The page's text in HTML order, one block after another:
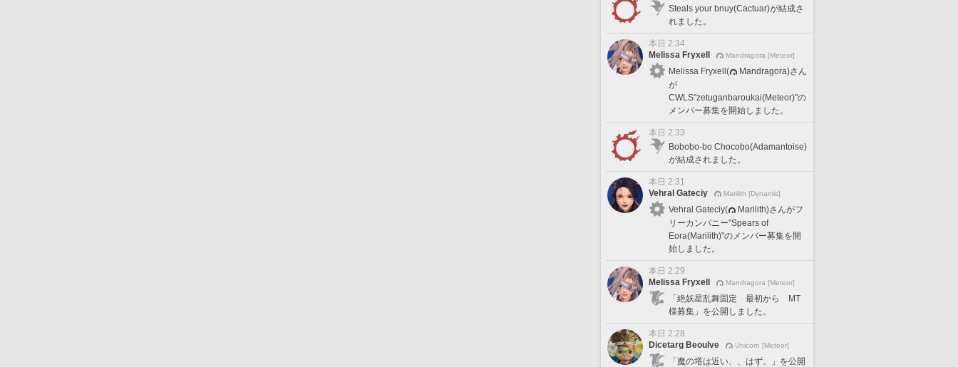
Steals your bnuy(Cactuar)が結成さ
れました。
本日 2:34
Melissa Fryxell
Mandragora [Meteor]
Melissa Fryxell(
Mandragora)さん
が
CWLS"zetuganbaroukai(Meteor)"の
メンバー募集を開始しました。
本日 2:33
Bobobo-bo Chocobo(Adamantoise)
が結成されました。
本日 2:31
Vehral Gateciy
Marilith [Dynamis]
Vehral Gateciy(
Marilith)さんがフ
リーカンパニー"Spears of
Eora(Marilith)"のメンバー募集を開
始しました。
本日 2:29
Melissa Fryxell
Mandragora [Meteor]
「絶妖星乱舞固定 最初から MT
様募集」を公開しました。
本日 2:28
Dicetarg Beoulve
Unicorn [Meteor]
「魔の塔は近い、、はず。」を公開